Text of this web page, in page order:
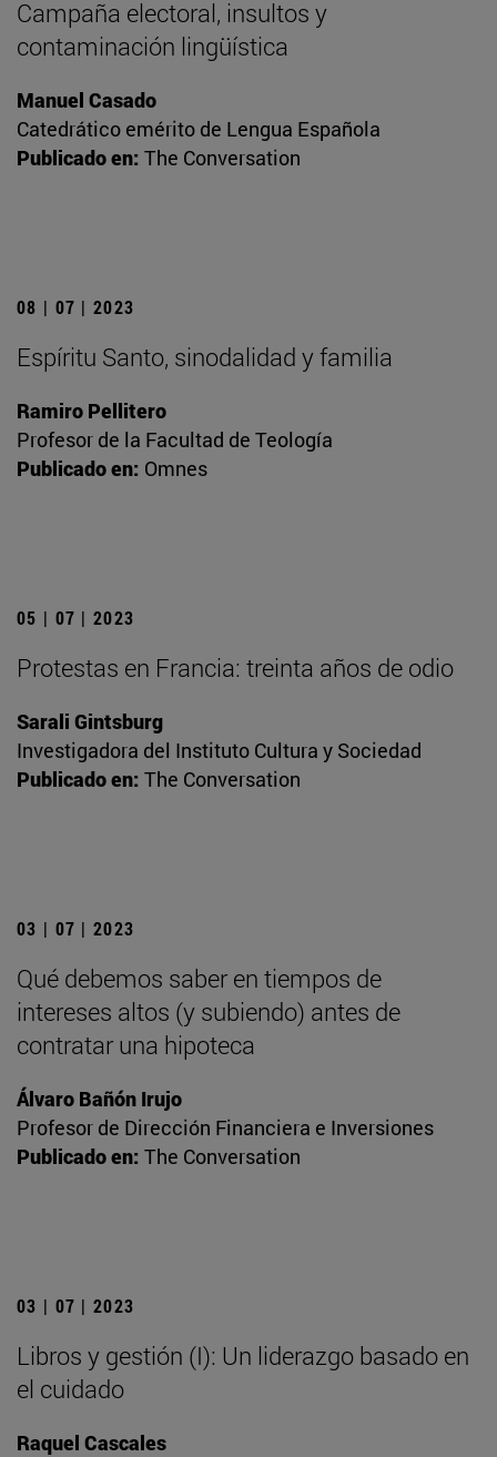
Campaña electoral, insultos y
contaminación lingüística
Manuel Casado
Catedrático emérito de Lengua Española
Publicado en: The Conversation
08 | 07 | 2023
Espíritu Santo, sinodalidad y familia
Ramiro Pellitero
Profesor de la Facultad de Teología
Publicado en: Omnes
05 | 07 | 2023
Protestas en Francia: treinta años de odio
Sarali Gintsburg
Investigadora del Instituto Cultura y Sociedad
Publicado en: The Conversation
03 | 07 | 2023
Qué debemos saber en tiempos de
intereses altos (y subiendo) antes de
contratar una hipoteca
Álvaro Bañón Irujo
Profesor de Dirección Financiera e Inversiones
Publicado en: The Conversation
03 | 07 | 2023
Libros y gestión (I): Un liderazgo basado en
el cuidado
Raquel Cascales